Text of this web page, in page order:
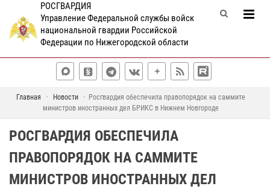
РОСГВАРДИЯ
Управление Федеральной службы войск
национальной гвардии Российской
Федерации по Нижегородской области
Главная Новости
Росгвардия обеспечила правопорядок на саммите
министров иностранных дел БРИКС в Нижнем Новгороде
РОСГВАРДИЯ ОБЕСПЕЧИЛА
ПРАВОПОРЯДОК НА САММИТЕ
МИНИСТРОВ ИНОСТРАННЫХ ДЕЛ